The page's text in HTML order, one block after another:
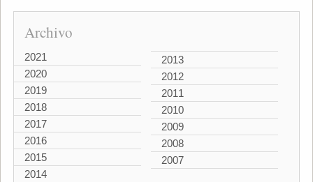
Archivo
2021
2020
2019
2018
2017
2016
2015
2014
2013
2012
2011
2010
2009
2008
2007